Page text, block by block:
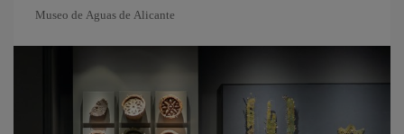
Museo de Aguas de Alicante